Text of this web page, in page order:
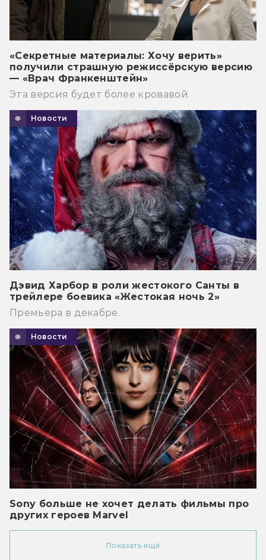
«Секретные материалы: Хочу верить»
получили страшную режиссёрскую версию
— «Врач Франкенштейн»
Эта версия будет более кровавой.
Новости
Дэвид Харбор в роли жестокого Санты в
трейлере боевика «Жестокая ночь 2»
Премьера в декабре.
Новости
Sony больше не хочет делать фильмы про
других героев Marvel
Показать ещё